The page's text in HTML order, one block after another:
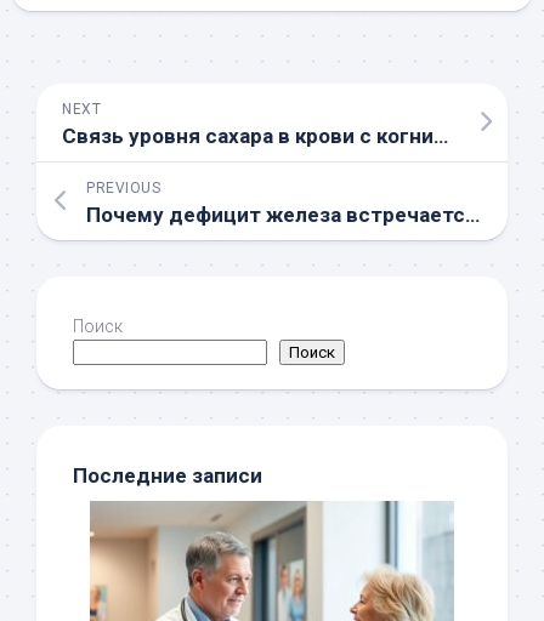
NEXT
Связь уровня сахара в крови с когнитивными функциями
PREVIOUS
Почему дефицит железа встречается чаще, чем кажется
Поиск
Поиск
Последние записи